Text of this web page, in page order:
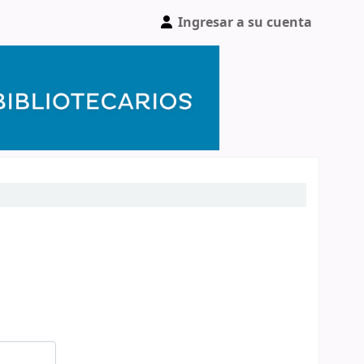
Ingresar a su cuenta